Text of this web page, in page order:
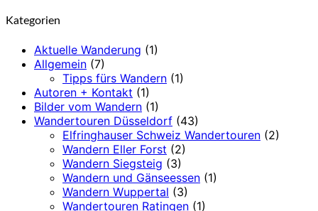
Kategorien
Aktuelle Wanderung (1)
Allgemein (7)
Tipps fürs Wandern (1)
Autoren + Kontakt (1)
Bilder vom Wandern (1)
Wandertouren Düsseldorf (43)
Elfringhauser Schweiz Wandertouren (2)
Wandern Eller Forst (2)
Wandern Siegsteig (3)
Wandern und Gänseessen (1)
Wandern Wuppertal (3)
Wandertouren Ratingen (1)